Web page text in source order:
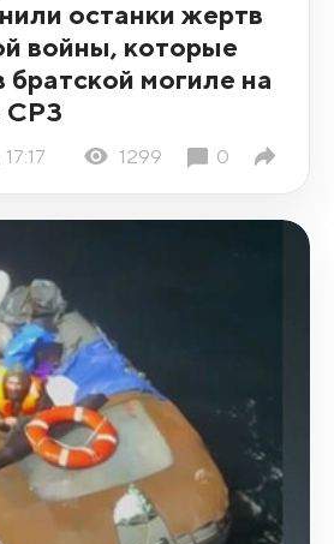
останки жертв
войны, которые
братской могиле на
СРЗ
1299 0